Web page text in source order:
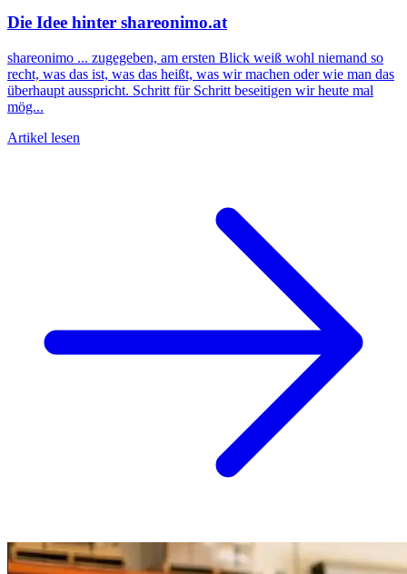
Die Idee hinter shareonimo.at
shareonimo ... zugegeben, am ersten Blick weiß wohl niemand so
recht, was das ist, was das heißt, was wir machen oder wie man das
überhaupt ausspricht. Schritt für Schritt beseitigen wir heute mal
mög...
Artikel lesen